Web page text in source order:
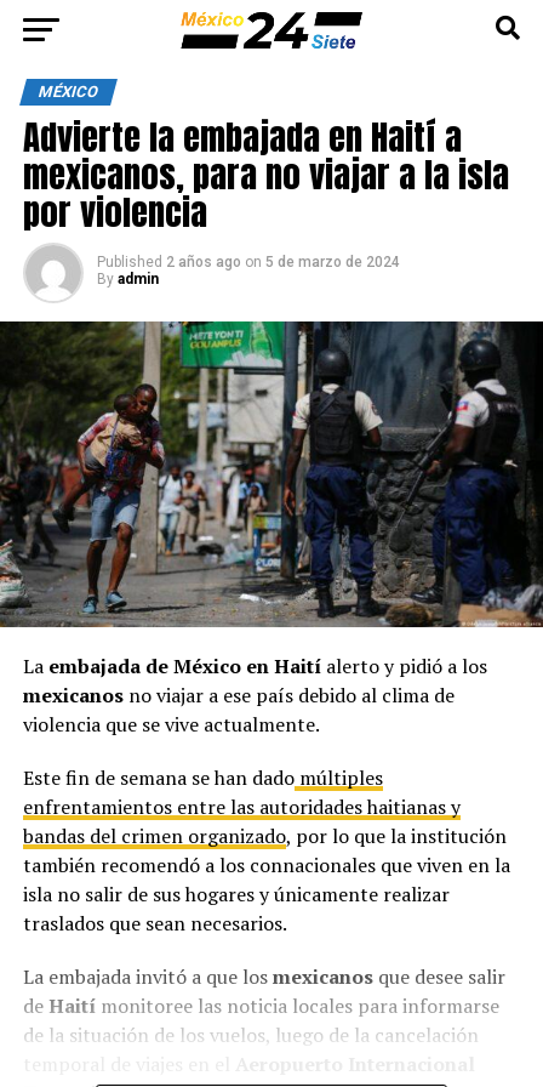
MÉXICO
Advierte la embajada en Haití a
mexicanos, para no viajar a la isla
por violencia
Published 2 años ago on 5 de marzo de 2024
By admin
La embajada de México en Haitíalerto y pidió a los
mexicanos no viajar a ese país debido al clima de
violencia que se vive actualmente.
Este fin de semana se han dadomúltiples
enfrentamientos entre las autoridades haitianas y
bandas del crimen organizado, por lo que la institución
también recomendó a los connacionales que viven en la
isla no salir de sus hogares y únicamente realizar
traslados que sean necesarios.
La embajada invitó a que losmexicanos que desee salir
deHaitímonitoree las noticia locales para informarse
de la situación de los vuelos, luego de la cancelación